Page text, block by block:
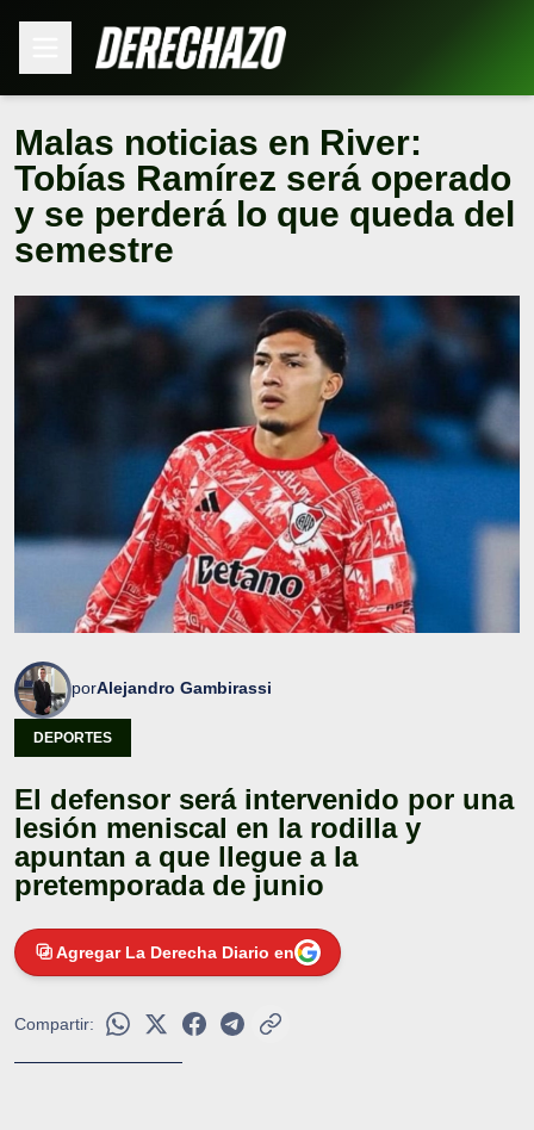
Malas noticias en River:
Tobías Ramírez será operado
y se perderá lo que queda del
semestre
porAlejandro Gambirassi
DEPORTES
El defensor será intervenido por una
lesión meniscal en la rodilla y
apuntan a que llegue a la
pretemporada de junio
Agregar La Derecha Diario en
Compartir: